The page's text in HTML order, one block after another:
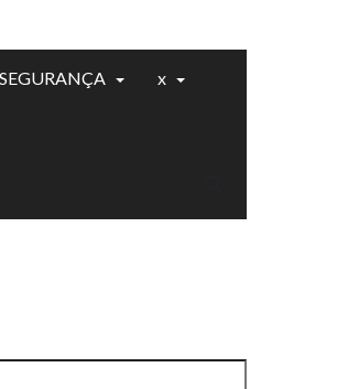
SEGURANÇA x